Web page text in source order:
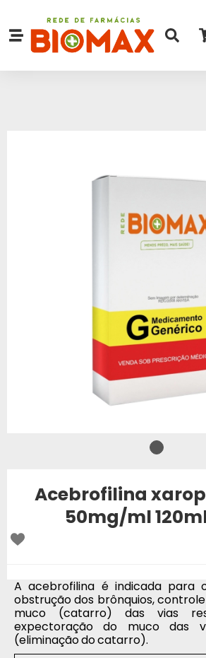
Acebrofilina
50mg/ml
A acebrofilina é indicada para
obstrução dos brônquios,
muco (catarro) das vias
expectoração do muco das
(eliminação do catarro).